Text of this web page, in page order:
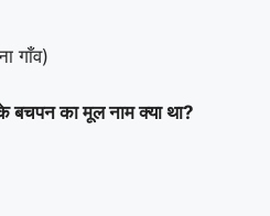
गाँव)
का मूल नाम क्या था?